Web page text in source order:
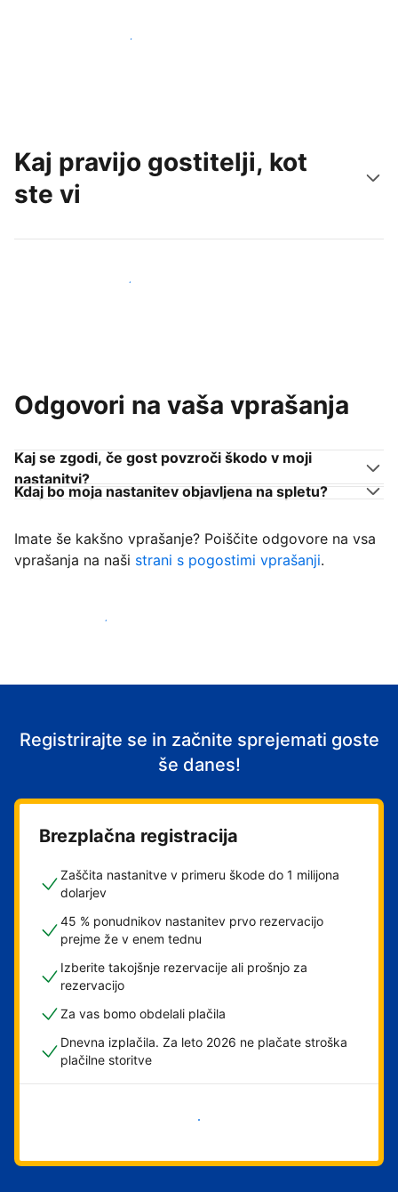
Pridobite nove goste še danes
Kaj pravijo gostitelji, kot
ste vi
Pridruži se drugim gostiteljem
Odgovori na vaša vprašanja
Kaj se zgodi, če gost povzroči škodo v moji
nastanitvi?
Kdaj bo moja nastanitev objavljena na spletu?
Imate še kakšno vprašanje? Poiščite odgovore na vsa
vprašanja na naši strani s pogostimi vprašanji.
Začni sprejemati goste
Registrirajte se in začnite sprejemati goste
še danes!
Brezplačna registracija
Zaščita nastanitve v primeru škode do 1 milijona
dolarjev
45 % ponudnikov nastanitev prvo rezervacijo
prejme že v enem tednu
Izberite takojšnje rezervacije ali prošnjo za
rezervacijo
Za vas bomo obdelali plačila
Dnevna izplačila. Za leto 2026 ne plačate stroška
plačilne storitve